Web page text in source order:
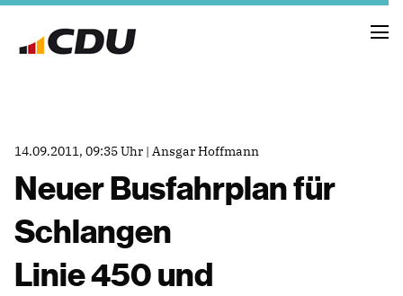
NEUIGKEITEN
RAT
14.09.2011, 09:35 Uhr | Ansgar Hoffmann
Neuer Busfahrplan für
Schlangen
Linie 450 und